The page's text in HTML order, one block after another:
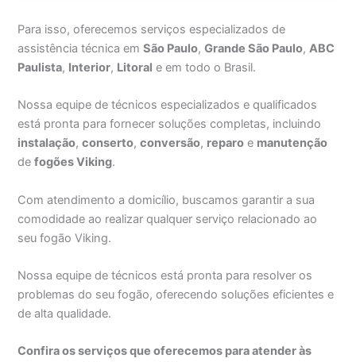
Para isso, oferecemos serviços especializados de
assistência técnica emSão Paulo,Grande São Paulo,ABC
Paulista, Interior, Litoral e em todo o Brasil.
Nossa equipe de técnicos especializados e qualificados
está pronta para fornecer soluções completas, incluindo
instalação,conserto,conversão, reparo e manutenção
defogões Viking.
Com atendimento a domicílio, buscamos garantir a sua
comodidade ao realizar qualquer serviço relacionado ao
seu fogão Viking.
Nossa equipe de técnicos está pronta para resolver os
problemas do seu fogão, oferecendo soluções eficientes e
de alta qualidade.
Confira os serviços que oferecemos para atender às